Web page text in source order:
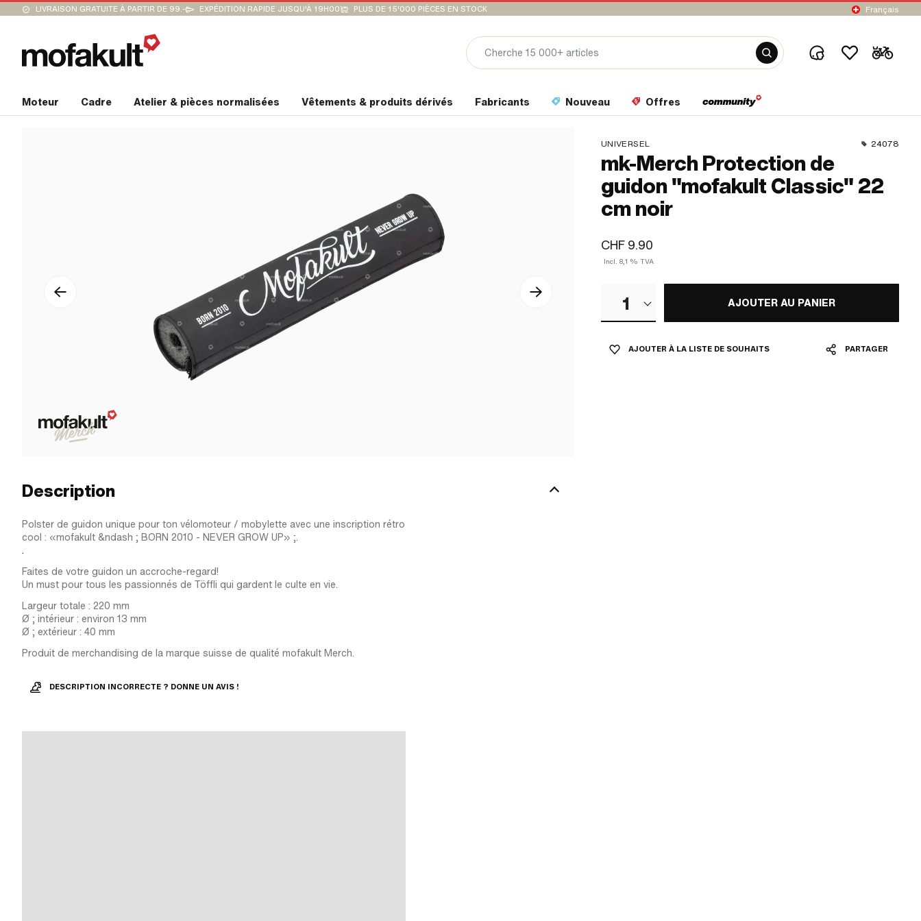
LIVRAISON GRATUITE À PARTIR DE 99.- EXPÉDITION RAPIDE JUSQU'À 19H00 PLUS DE 15'000 PIÈCES EN STOCK Français
Moteur Cadre Atelier & pièces normalisées Vêtements & produits dérivés Fabricants Nouveau Offres
UNIVERSEL 24078
mk-Merch Protection de
guidon "mofakult Classic" 22
cm noir
CHF 9.90
Incl. 8,1 % TVA
1 AJOUTER AU PANIER
AJOUTER À LA LISTE DE SOUHAITS PARTAGER
Description
Polster de guidon unique pour ton vélomoteur / mobylette avec une inscription rétro
cool : «mofakult &ndash ; BORN 2010 - NEVER GROW UP» ;.
.
Faites de votre guidon un accroche-regard!
Un must pour tous les passionnés de Töffli qui gardent le culte en vie.
Largeur totale : 220 mm
Ø ; intérieur : environ 13 mm
Ø ; extérieur : 40 mm
Produit de merchandising de la marque suisse de qualité mofakult Merch.
DESCRIPTION INCORRECTE ? DONNE UN AVIS !